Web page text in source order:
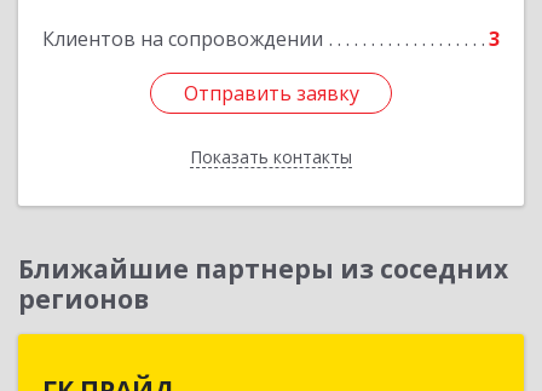
Клиентов на сопровождении 3
Отправить заявку
Показать контакты
Отправить заявку
Назад
Ближайшие партнеры из соседних
регионов